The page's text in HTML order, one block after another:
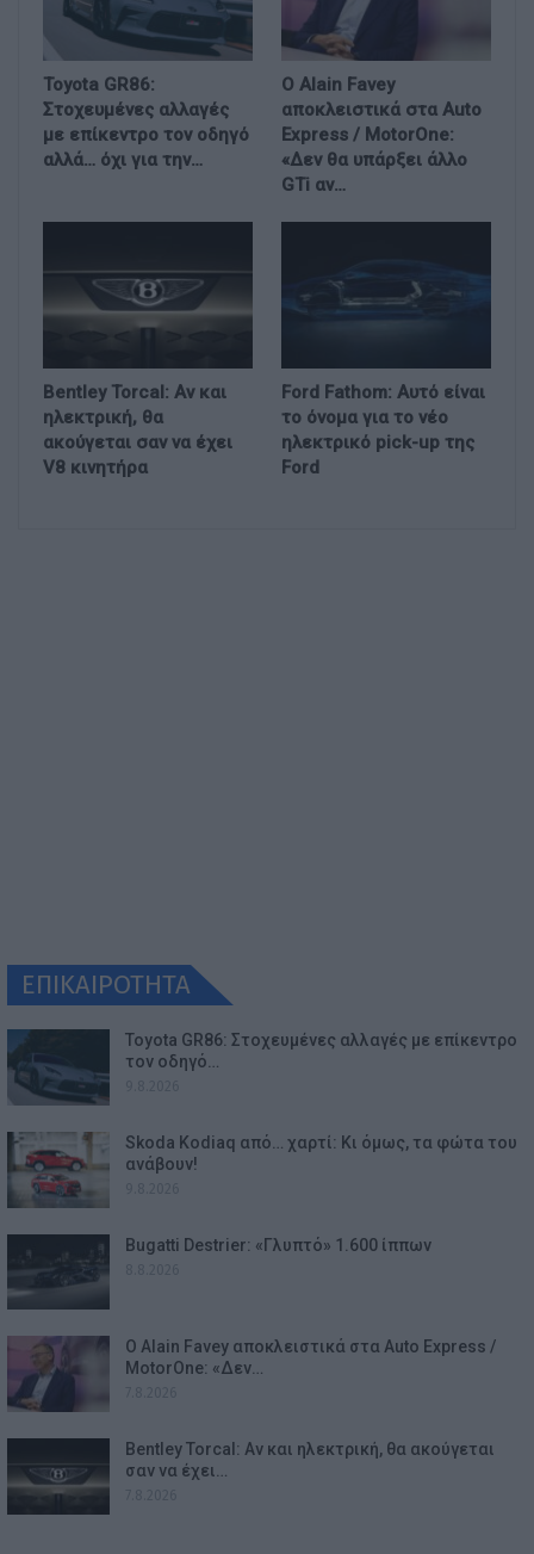
Toyota GR86:
Στοχευμένες αλλαγές
με επίκεντρο τον οδηγό
αλλά… όχι για την…
Ο Alain Favey
αποκλειστικά στα Auto
Express / MotorOne:
«Δεν θα υπάρξει άλλο
GTi αν…
Bentley Torcal: Αν και
ηλεκτρική, θα
ακούγεται σαν να έχει
V8 κινητήρα
Ford Fathom: Αυτό είναι
το όνομα για το νέο
ηλεκτρικό pick-up της
Ford
ΕΠΙΚΑΙΡΟΤΗΤΑ
Toyota GR86: Στοχευμένες αλλαγές με επίκεντρο
τον οδηγό…
Skoda Kodiaq από… χαρτί: Κι όμως, τα φώτα του
ανάβουν!
Bugatti Destrier: «Γλυπτό» 1.600 ίππων
Ο Alain Favey αποκλειστικά στα Auto Express /
MotorOne: «Δεν…
Bentley Torcal: Αν και ηλεκτρική, θα ακούγεται
σαν να έχει…